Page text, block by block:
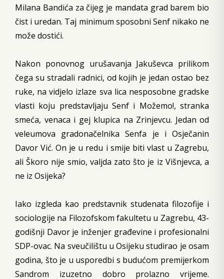
Milana Bandića za čijeg je mandata grad barem bio
čist i uredan. Taj minimum sposobni Senf nikako ne
može dostići.
Nakon ponovnog urušavanja Jakuševca prilikom
čega su stradali radnici, od kojih je jedan ostao bez
ruke, na vidjelo izlaze sva lica nesposobne gradske
vlasti koju predstavljaju Senf i Možemo!, stranka
smeća, venaca i gej klupica na Zrinjevcu. Jedan od
veleumova gradonačelnika Senfa je i Osječanin
Davor Vić. On je u redu i smije biti vlast u Zagrebu,
ali Škoro nije smio, valjda zato što je iz Višnjevca, a
ne iz Osijeka?
Iako izgleda kao predstavnik studenata filozofije i
sociologije na Filozofskom fakultetu u Zagrebu, 43-
godišnji Davor je inženjer građevine i profesionalni
SDP-ovac. Na sveučilištu u Osijeku studirao je osam
godina, što je u usporedbi s budućom premijerkom
Sandrom izuzetno dobro prolazno vrijeme.